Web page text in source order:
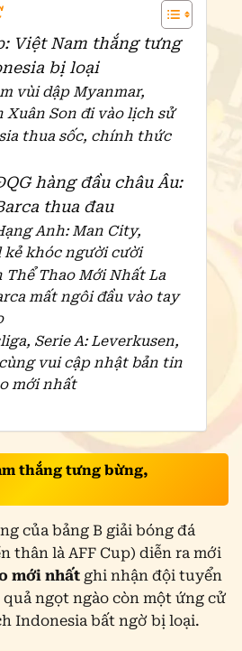
Việt Nam thắng tưng
bị loại
vùi dập Myanmar,
Xuân Son đi vào lịch sử
thua sốc, chính thức
hàng đầu châu Âu:
thua đau
Anh: Man City,
kẻ khóc người cười
Thể Thao Mới Nhất La
mất ngôi đầu vào tay
Serie A: Leverkusen,
vui cập nhật bản tin
mới nhất
thắng tưng bừng,
của bảng B giải bóng đá
thân là AFF Cup) diễn ra mới
mới nhất ghi nhận đội tuyển
ngọt ngào còn một ứng cử
Indonesia bất ngờ bị loại.